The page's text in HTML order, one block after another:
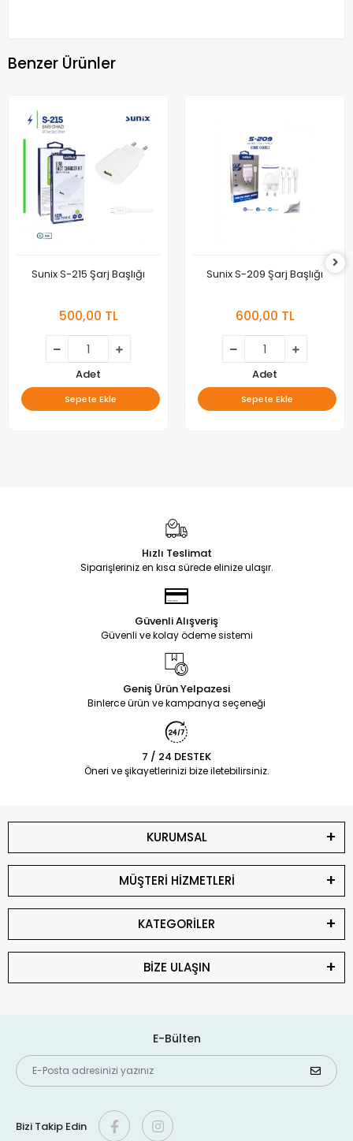
Benzer Ürünler
Sunix S-215 Şarj Başlığı
500,00 TL
Adet
Sepete Ekle
Sunix S-209 Şarj Başlığı
600,00 TL
Adet
Sepete Ekle
Hızlı Teslimat
Siparişleriniz en kısa sürede elinize ulaşır.
Güvenli Alışveriş
Güvenli ve kolay ödeme sistemi
Geniş Ürün Yelpazesi
Binlerce ürün ve kampanya seçeneği
7 / 24 DESTEK
Öneri ve şikayetlerinizi bize iletebilirsiniz.
KURUMSAL
MÜŞTERİ HİZMETLERİ
KATEGORİLER
BİZE ULAŞIN
E-Bülten
Bizi Takip Edin